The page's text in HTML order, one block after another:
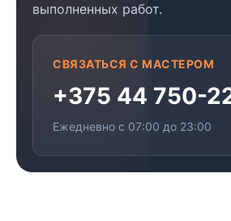
выполненных работ.
СВЯЗАТЬСЯ С МАСТЕРОМ
+375 44 750-
Ежедневно с 07:00 до 23:00